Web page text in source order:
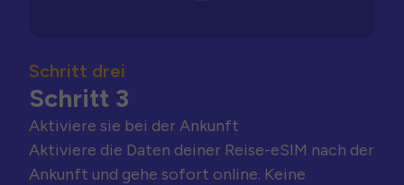
Schritt drei
Schritt 3
Aktiviere sie bei der Ankunft
Aktiviere die Daten deiner Reise-eSIM nach der
Ankunft und gehe sofort online. Keine